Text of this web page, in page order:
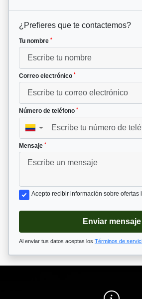
¿Prefieres que te contactemos?
Tu nombre *
Correo electrónico *
Número de teléfono *
▼
Mensaje *
Acepto recibir información sobre ofertas
Enviar mensaje
Al enviar tus datos aceptas los Términos de